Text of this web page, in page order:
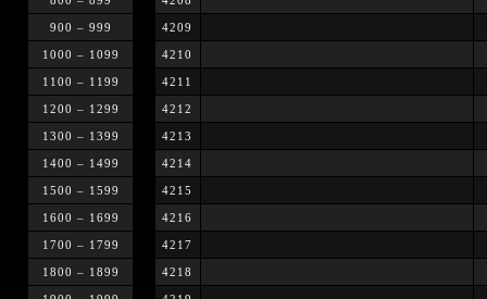
900 – 999
1000 – 1099
1100 – 1199
1200 – 1299
1300 – 1399
1400 – 1499
1500 – 1599
1600 – 1699
1700 – 1799
1800 – 1899
4209
4210
4211
4212
4213
4214
4215
4216
4217
4218